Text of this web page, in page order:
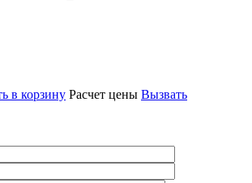
в корзину Расчет цены Вызвать